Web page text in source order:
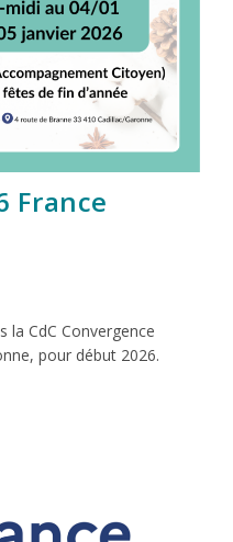
France
la CdC Convergence
pour début 2026.